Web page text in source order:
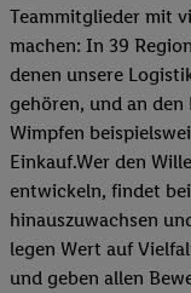
Teammitglieder mit
machen: In 39
denen unsere
gehören, und an
Wimpfen
Einkauf.Wer den
entwickeln, findet
hinauszuwachsen
legen Wert auf
und geben allen